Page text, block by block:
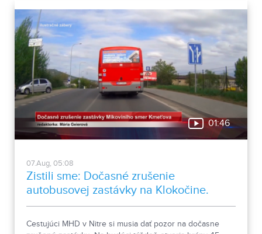
01:46
07.Aug, 05:08
Zistili sme: Dočasné zrušenie
autobusovej zastávky na Klokočine.
Chystajú veľtrh Agrokomplex.
Cestujúci MHD v Nitre si musia dať pozor na dočasne